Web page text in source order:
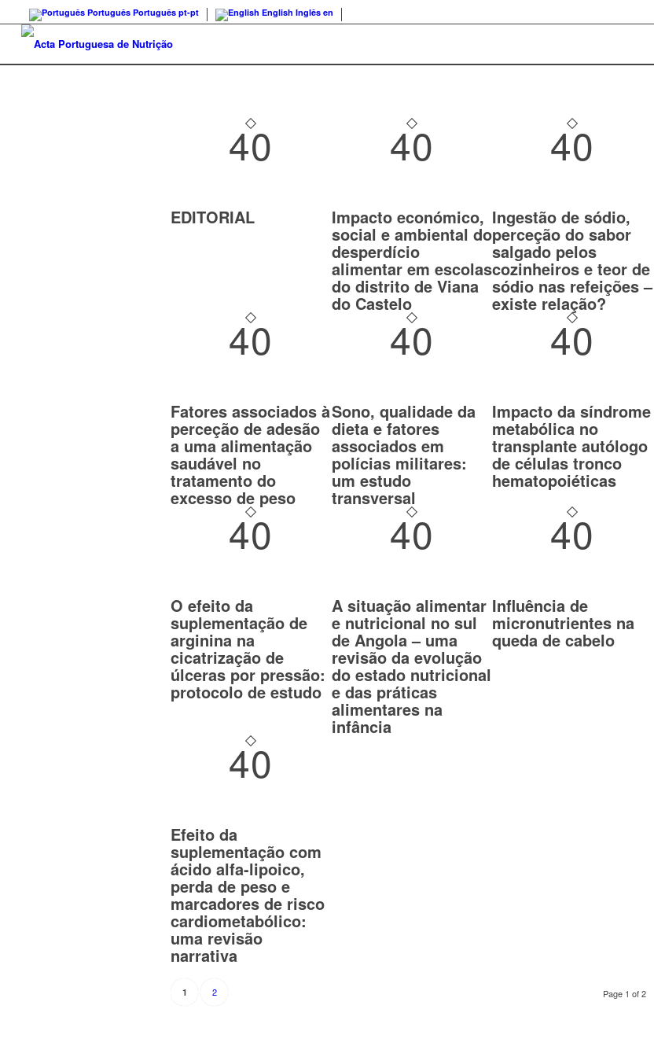
Português Português pt-pt English Inglês en
40
EDITORIAL
40
Impacto económico,
social e ambiental do
desperdício
alimentar em escolas
do distrito de Viana
do Castelo
40
Ingestão de sódio,
perceção do sabor
salgado pelos
cozinheiros e teor de
sódio nas refeições –
existe relação?
40
Fatores associados à
perceção de adesão
a uma alimentação
saudável no
tratamento do
excesso de peso
40
Sono, qualidade da
dieta e fatores
associados em
polícias militares:
um estudo
transversal
40
Impacto da síndrome
metabólica no
transplante autólogo
de células tronco
hematopoiéticas
40
O efeito da
suplementação de
arginina na
cicatrização de
úlceras por pressão:
protocolo de estudo
40
A situação alimentar
e nutricional no sul
de Angola – uma
revisão da evolução
do estado nutricional
e das práticas
alimentares na
infância
40
Influência de
micronutrientes na
queda de cabelo
40
Efeito da
suplementação com
ácido alfa-lipoico,
perda de peso e
marcadores de risco
cardiometabólico:
uma revisão
narrativa
Page 1 of 2
1 2